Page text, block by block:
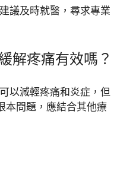
議及時就醫，尋求專業
解疼痛有效嗎？
以減輕疼痛和炎症，但
本問題，應結合其他療